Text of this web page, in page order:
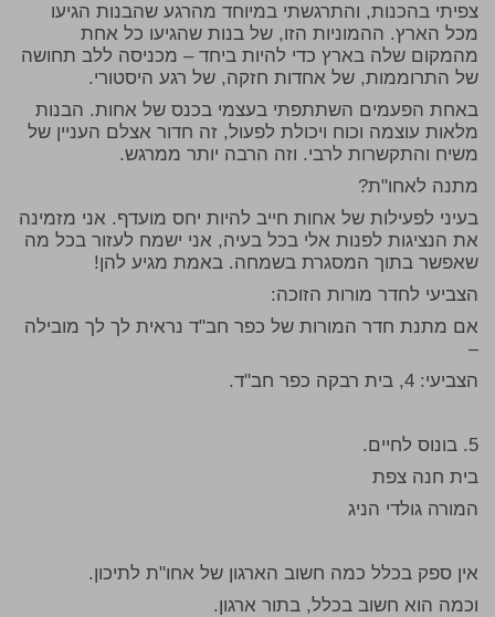
צפיתי בהכנות, והתרגשתי במיוחד מהרגע שהבנות הגיעו
מכל הארץ. ההמוניות הזו, של בנות שהגיעו כל אחת
מהמקום שלה בארץ כדי להיות ביחד – מכניסה ללב תחושה
של התרוממות, של אחדות חזקה, של רגע היסטורי.
באחת הפעמים השתתפתי בעצמי בכנס של אחות. הבנות
מלאות עוצמה וכוח ויכולת לפעול, זה חדור אצלם העניין של
משיח והתקשרות לרבי. וזה הרבה יותר ממרגש.
מתנה לאחו"ת?
בעיני לפעילות של אחות חייב להיות יחס מועדף. אני מזמינה
את הנציגות לפנות אלי בכל בעיה, אני ישמח לעזור בכל מה
שאפשר בתוך המסגרת בשמחה. באמת מגיע להן!
הצביעי לחדר מורות הזוכה:
אם מתנת חדר המורות של כפר חב"ד נראית לך לך מובילה
–
הצביעי: 4, בית רבקה כפר חב"ד.
5. בונוס לחיים.
בית חנה צפת
המורה גולדי הניג
אין ספק בכלל כמה חשוב הארגון של אחו"ת לתיכון.
וכמה הוא חשוב בכלל, בתור ארגון.